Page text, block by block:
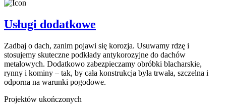
Usługi dodatkowe
Zadbaj o dach, zanim pojawi się korozja. Usuwamy rdzę i
stosujemy skuteczne podkłady antykorozyjne do dachów
metalowych. Dodatkowo zabezpieczamy obróbki blacharskie,
rynny i kominy – tak, by cała konstrukcja była trwała, szczelna i
odporna na warunki pogodowe.
Projektów ukończonych